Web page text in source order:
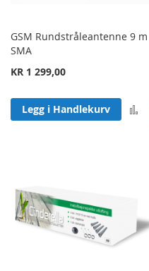
GSM Rundstråleantenne 9 m
SMA
KR 1 299,00
Legg i Handlekurv